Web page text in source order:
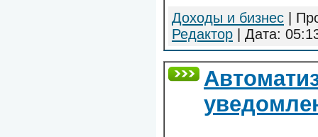
Доходы и бизнес |
Редактор | Дата: